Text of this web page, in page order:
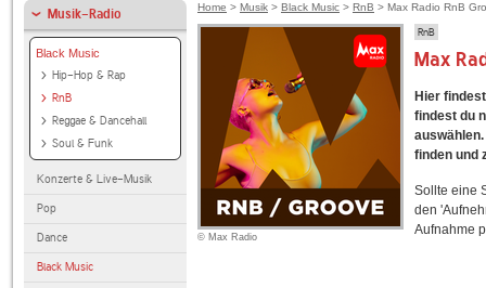
Musik-Radio
Black Music
Hip-Hop & Rap
RnB
Reggae & Dancehall
Soul & Funk
Konzerte & Live-Musik
Pop
Dance
Black Music
Home > Musik > Black Music > RnB > Max Radio RnB
© Max Radio
RnB
Max
Hier
findest du
finden und
Sollte eine
den
Aufnahme